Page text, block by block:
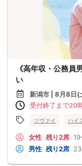
《高年収・公務員
い
新潟市 | 8月8日(
受付終了まで20
ツヴァイ ハイ
女性 残り2席
男性 残り2席